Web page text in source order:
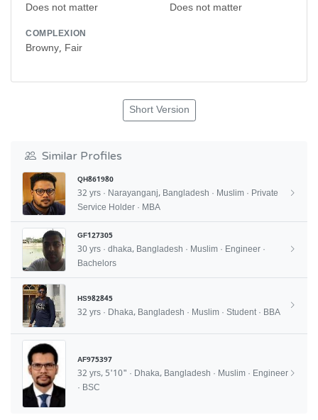
Does not matter Does not matter
COMPLEXION
Browny, Fair
Short Version
Similar Profiles
QH861980
32 yrs · Narayanganj, Bangladesh · Muslim · Private
Service Holder · MBA
GF127305
30 yrs · dhaka, Bangladesh · Muslim · Engineer ·
Bachelors
HS982845
32 yrs · Dhaka, Bangladesh · Muslim · Student · BBA
AF975397
32 yrs, 5'10" · Dhaka, Bangladesh · Muslim · Engineer
· BSC